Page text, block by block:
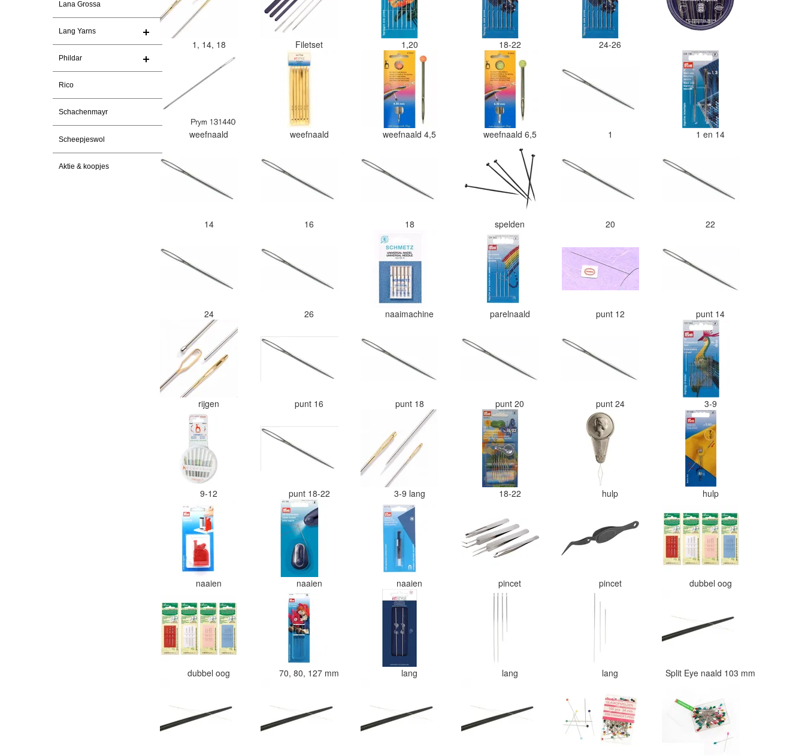
Lana Grossa
Lang Yarns
Phildar
Rico
Schachenmayr
Scheepjeswol
Aktie & koopjes
1, 14, 18 Filetset 1,20 18-22 24-26
weefnaald weefnaald weefnaald 4,5 weefnaald 6,5 1 1 en 14
14 16 18 spelden 20 22
24 26 naaimachine parelnaald punt 12 punt 14
rijgen punt 16 punt 18 punt 20 punt 24 3-9
9-12 punt 18-22 3-9 lang 18-22 hulp hulp
naaien naaien naaien pincet pincet dubbel oog
dubbel oog 70, 80, 127 mm lang lang lang Split Eye naald 103 mm